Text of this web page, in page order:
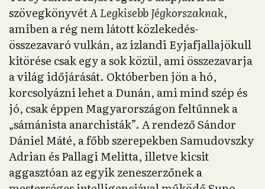
szövegkönyvétA Legkisebb Jégkorszaknak,
amiben a rég nem látott közlekedés-
összezavaró vulkán, az izlandi Eyjafjallajökull
kitörése csak egy a sok közül, ami összezavarja
a világ időjárását. Októberben jön a hó,
korcsolyázni lehet a Dunán, ami mind szép és
jó, csak éppen Magyarországon feltűnnek a
„sámánista anarchisták”. A rendező Sándor
Dániel Máté, a főbb szerepekben Samudovszky
Adrian és Pallagi Melitta, illetve kicsit
aggasztóan az egyik zeneszerzőnek a